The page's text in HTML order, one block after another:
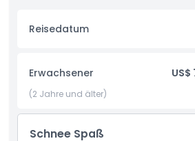
ensuring an unforgettable time in
The tickets have a minimum
90 days, allowing for single-use
The exact validity date will be
ticket.
Reisedatum
Erwachsener US$
(2 Jahre und älter)
Schnee Spaß